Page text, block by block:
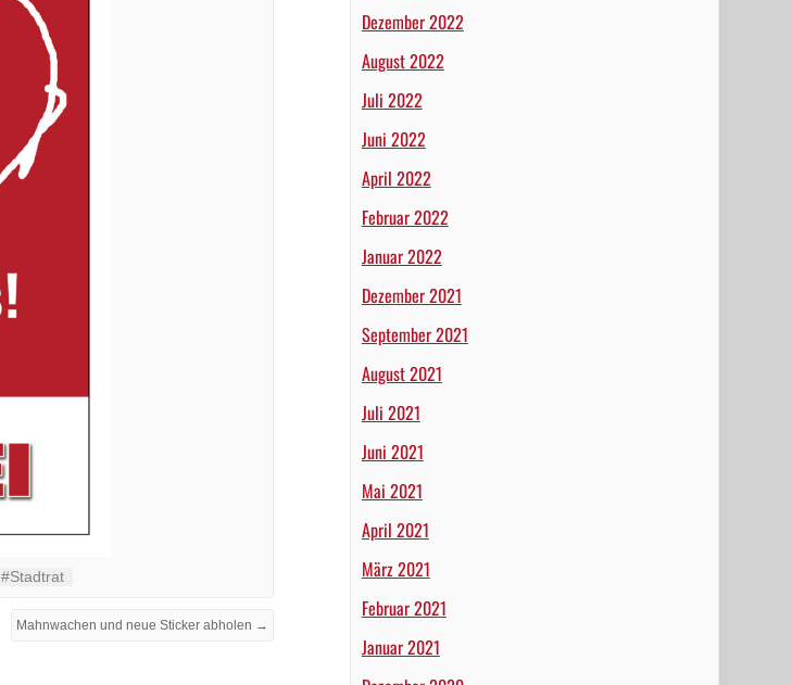
Dezember 2022
August 2022
Juli 2022
Juni 2022
April 2022
Februar 2022
Januar 2022
Dezember 2021
September 2021
August 2021
Juli 2021
Juni 2021
Mai 2021
April 2021
März 2021
Februar 2021
Januar 2021
#Stadtrat
Mahnwachen und neue Sticker abholen →